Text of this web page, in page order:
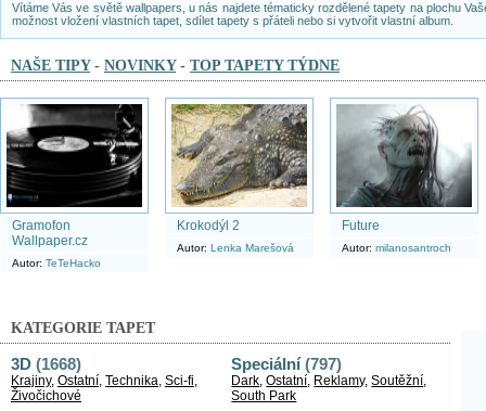
Vítáme Vás ve světě wallpapers, u nás najdete tématicky rozdělené tapety na plochu
možnost vložení vlastních tapet, sdílet tapety s přáteli nebo si vytvořit vlastní album.
NAŠE TIPY- NOVINKY- TOP TAPETY TÝDNE
Gramofon
Wallpaper.cz
Autor: TeTeHacko
Krokodýl 2
Autor: Lenka Marešová
Future
Autor: milanosantroch
KATEGORIE TAPET
3D (1668)
Krajiny, Ostatní, Technika, Sci-fi,
Živočichové
Speciální(797)
Dark,Ostatní, Reklamy,Soutěžní,
South Park